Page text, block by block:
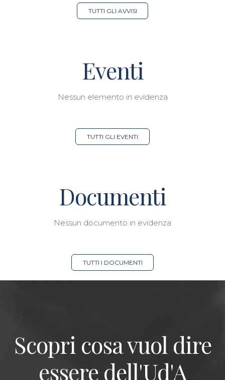
TUTTI GLI AVVISI
Eventi
Nessun elemento in evidenza
TUTTI GLI EVENTI
Documenti
Nessun documento in evidenza
TUTTI I DOCUMENTI
Scopri cosa vuol dire
essere dell'Ud'A